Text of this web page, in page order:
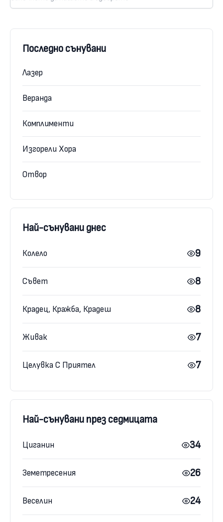
Последно сънувани
Лазер
Веранда
Комплименти
Изгорели Хора
Отвор
Най-сънувани днес
Колело 9
Съвет 8
Крадец, Кражба, Крадеш 8
Живак 7
Целувка С Приятел 7
Най-сънувани през седмицата
Циганин 34
Земетресения 26
Веселин 24